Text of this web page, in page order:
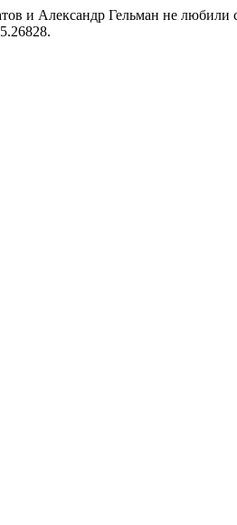
и Александр Гельман не любили